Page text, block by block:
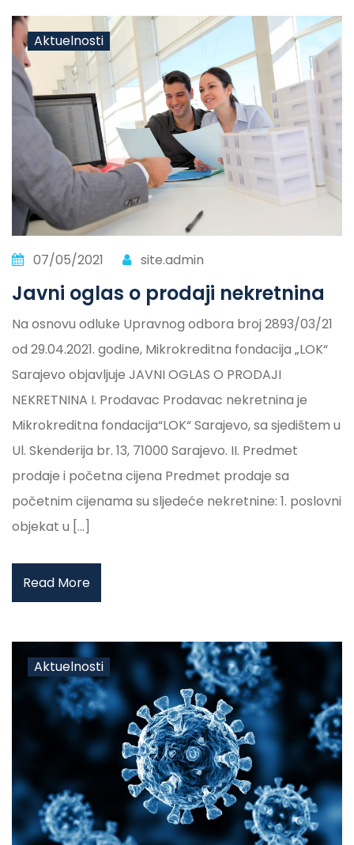
Aktuelnosti
07/05/2021 site.admin
Javni oglas o prodaji nekretnina
Na osnovu odluke Upravnog odbora broj 2893/03/21
od 29.04.2021. godine, Mikrokreditna fondacija „LOK“
Sarajevo objavljuje JAVNI OGLAS O PRODAJI
NEKRETNINA I. Prodavac Prodavac nekretnina je
Mikrokreditna fondacija“LOK“ Sarajevo, sa sjedištem u
Ul. Skenderija br. 13, 71000 Sarajevo. II. Predmet
prodaje i početna cijena Predmet prodaje sa
početnim cijenama su sljedeće nekretnine: 1. poslovni
objekat u […]
Read More
Aktuelnosti